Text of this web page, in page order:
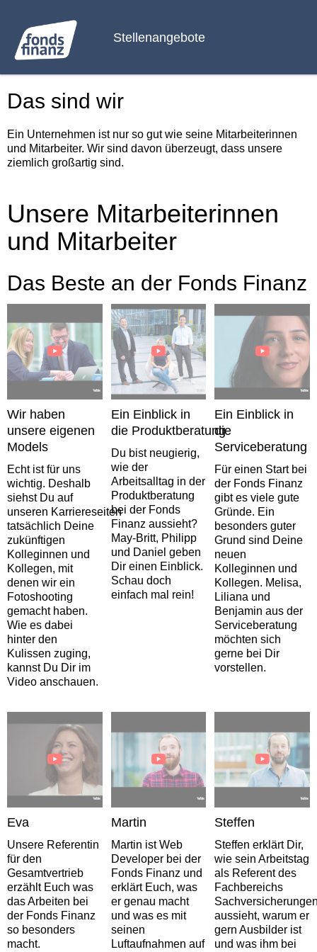
Stellenangebote
Das sind wir
Ein Unternehmen ist nur so gut wie seine Mitarbeiterinnen
und Mitarbeiter. Wir sind davon überzeugt, dass unsere
ziemlich großartig sind.
Unsere Mitarbeiterinnen
und Mitarbeiter
Das Beste an der Fonds Finanz
Wir haben
unsere eigenen
Models
Echt ist für uns
wichtig. Deshalb
siehst Du auf
unseren Karriereseiten
tatsächlich Deine
zukünftigen
Kolleginnen und
Kollegen, mit
denen wir ein
Fotoshooting
gemacht haben.
Wie es dabei
hinter den
Kulissen zuging,
kannst Du Dir im
Video anschauen.
Ein Einblick in
die Produktberatung
Du bist neugierig,
wie der
Arbeitsalltag in der
Produktberatung
bei der Fonds
Finanz aussieht?
May-Britt, Philipp
und Daniel geben
Dir einen Einblick.
Schau doch
einfach mal rein!
Ein Einblick in
die
Serviceberatung
Für einen Start bei
der Fonds Finanz
gibt es viele gute
Gründe. Ein
besonders guter
Grund sind Deine
neuen
Kolleginnen und
Kollegen. Melisa,
Liliana und
Benjamin aus der
Serviceberatung
möchten sich
gerne bei Dir
vorstellen.
Eva
Unsere Referentin
für den
Gesamtvertrieb
erzählt Euch was
das Arbeiten bei
der Fonds Finanz
so besonders
macht.
Martin
Martin ist Web
Developer bei der
Fonds Finanz und
erklärt Euch, was
er genau macht
und was es mit
seinen
Luftaufnahmen auf
Steffen
Steffen erklärt Dir,
wie sein Arbeitstag
als Referent des
Fachbereichs
aussieht, warum er
gern Ausbilder ist
und was ihm bei